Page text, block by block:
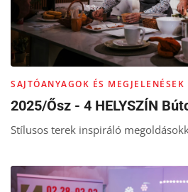
SAJTÓANYAGOK ÉS MEGJELENÉSEK
2025/Ősz - 4 HELYSZÍN
Stílusos terek inspiráló